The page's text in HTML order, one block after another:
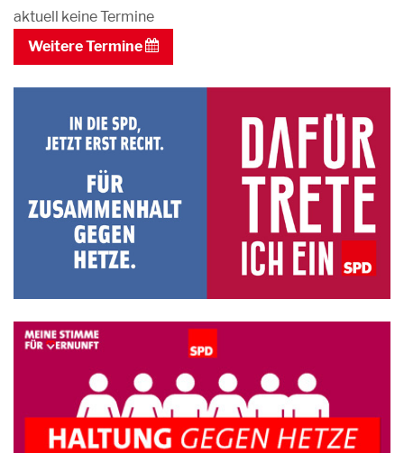
aktuell keine Termine
Weitere Termine